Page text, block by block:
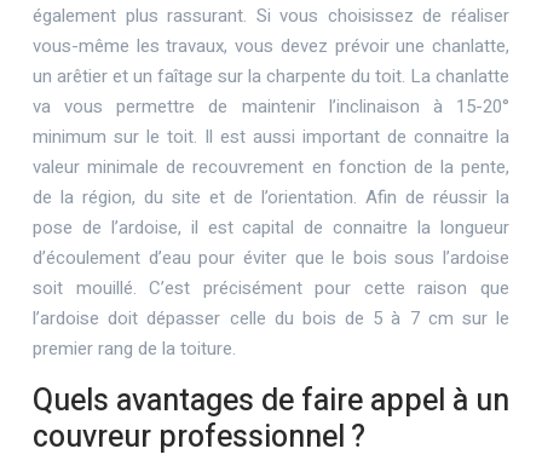
également plus rassurant. Si vous choisissez de réaliser
vous-même les travaux, vous devez prévoir une chanlatte,
un arêtier et un faîtage sur la charpente du toit. La chanlatte
va vous permettre de maintenir l’inclinaison à 15-20°
minimum sur le toit. Il est aussi important de connaitre la
valeur minimale de recouvrement en fonction de la pente,
de la région, du site et de l’orientation. Afin de réussir la
pose de l’ardoise, il est capital de connaitre la longueur
d’écoulement d’eau pour éviter que le bois sous l’ardoise
soit mouillé. C’est précisément pour cette raison que
l’ardoise doit dépasser celle du bois de 5 à 7 cm sur le
premier rang de la toiture.
Quels avantages de faire appel à un
couvreur professionnel ?